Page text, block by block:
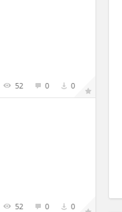
52 0 0
52 0 0